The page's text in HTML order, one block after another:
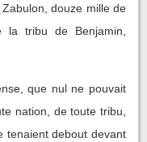
douze mille de
tribu de Benjamin,
que nul ne pouvait
nation, de toute tribu,
tenaient debout devant